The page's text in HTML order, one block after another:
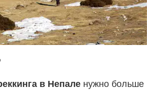
в Непале нужно больше